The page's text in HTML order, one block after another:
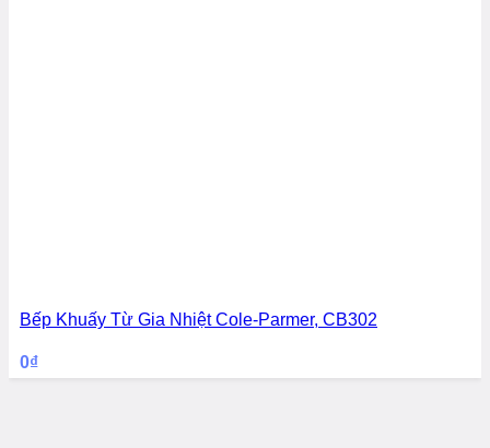
Bếp Khuấy Từ Gia Nhiệt Cole-Parmer, CB302
0₫